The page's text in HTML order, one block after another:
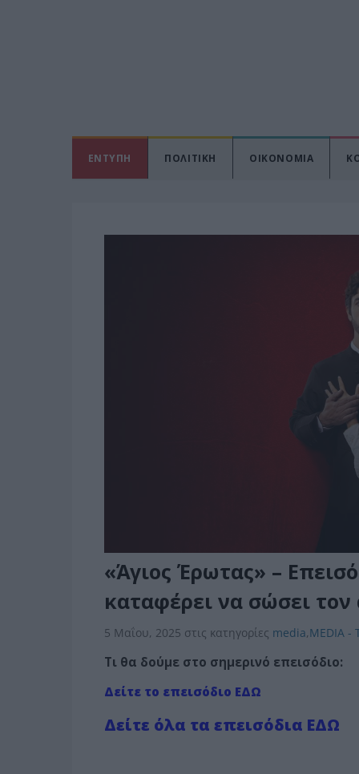
ΕΝΤΥΠΗ ΠΟΛΙΤΙΚΗ ΟΙΚΟΝΟΜΙΑ
«Άγιος Έρωτας» –
καταφέρει να σώσει
5 Μαΐου, 2025 στις κατηγορίες media,MEDIA -
Τι θα δούμε στο σημερινό επεισόδιο:
Δείτε το επεισόδιο ΕΔΩ
Δείτε όλα τα επεισόδια ΕΔΩ